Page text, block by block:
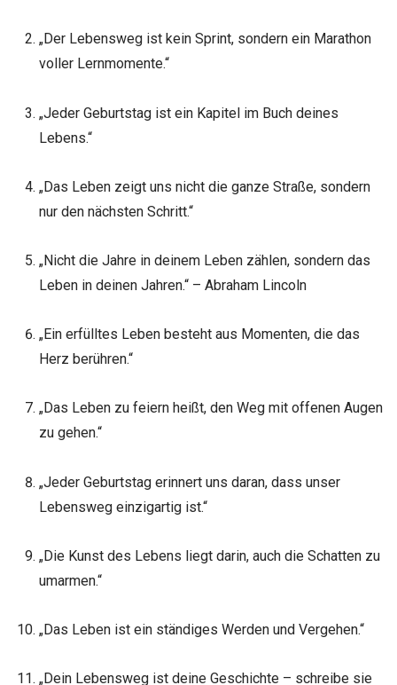
„Der Lebensweg ist kein Sprint, sondern ein Marathon
voller Lernmomente.“
„Jeder Geburtstag ist ein Kapitel im Buch deines
Lebens.“
„Das Leben zeigt uns nicht die ganze Straße, sondern
nur den nächsten Schritt.“
„Nicht die Jahre in deinem Leben zählen, sondern das
Leben in deinen Jahren.“ – Abraham Lincoln
„Ein erfülltes Leben besteht aus Momenten, die das
Herz berühren.“
„Das Leben zu feiern heißt, den Weg mit offenen Augen
zu gehen.“
„Jeder Geburtstag erinnert uns daran, dass unser
Lebensweg einzigartig ist.“
„Die Kunst des Lebens liegt darin, auch die Schatten zu
umarmen.“
„Das Leben ist ein ständiges Werden und Vergehen.“
„Dein Lebensweg ist deine Geschichte – schreibe sie